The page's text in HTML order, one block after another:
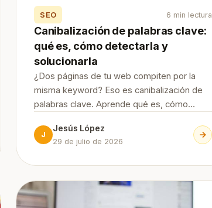
SEO 6 min lectura
Canibalización de palabras clave:
qué es, cómo detectarla y
solucionarla
¿Dos páginas de tu web compiten por la
misma keyword? Eso es canibalización de
palabras clave. Aprende qué es, cómo
formas de solucionarla (y evitarla) paso a
paso.
J
Jesús López
29 de julio de 2026